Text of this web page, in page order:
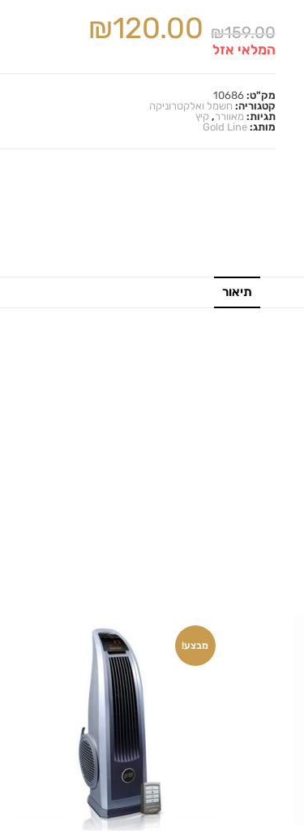
₪159.00
₪120.00
המלאי אזל
מק"ט: 10686
קטגוריה: חשמל ואלקטרוניקה
תגיות: מאוורר, קיץ
מותג: Gold Line
תיאור
מבצע!